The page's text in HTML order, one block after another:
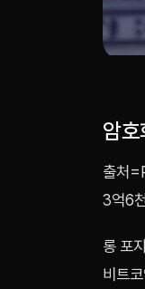
암
출처
3억6
롱 포
비트